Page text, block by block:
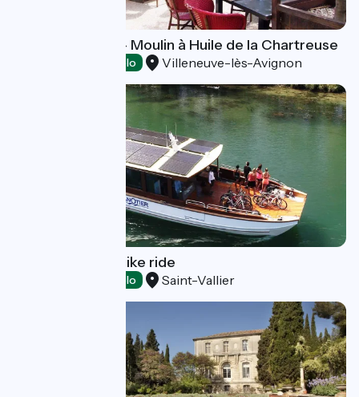
Maison Bronzini - Moulin à Huile de la Chartreuse
Accueil Vélo Villeneuve-lès-Avignon
Mini-cruise and bike ride
Accueil Vélo Saint-Vallier